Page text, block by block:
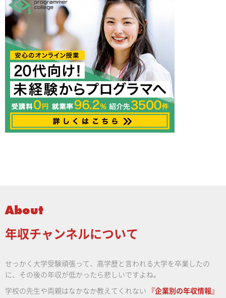
About
年収チャンネルについて
せっかく大学受験頑張って、高学歴と言われる大学を卒業したの
に、その後の年収が低かったら悲しいですよね。
学校の先生や両親はなかなか教えてくれない
『企業別の年収情報』